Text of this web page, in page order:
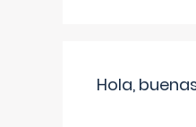
Hola,